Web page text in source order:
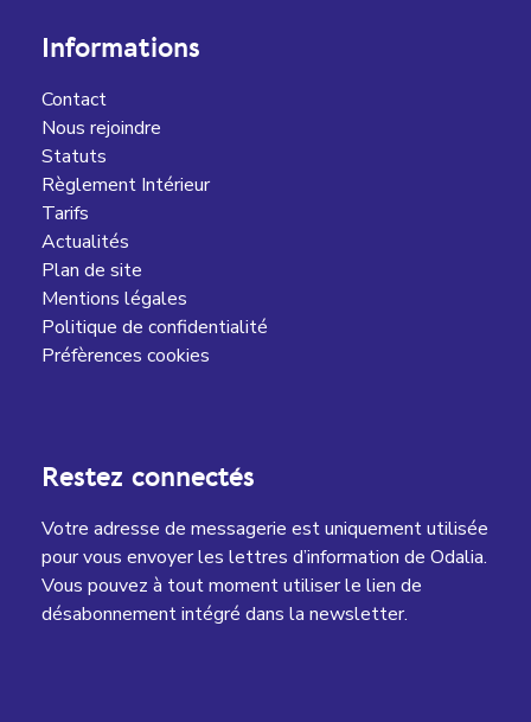
Informations
Contact
Nous rejoindre
Statuts
Règlement Intérieur
Tarifs
Actualités
Plan de site
Mentions légales
Politique de confidentialité
Préfèrences cookies
Restez connectés
Votre adresse de messagerie est uniquement utilisée
pour vous envoyer les lettres d’information de Odalia.
Vous pouvez à tout moment utiliser le lien de
désabonnement intégré dans la newsletter.